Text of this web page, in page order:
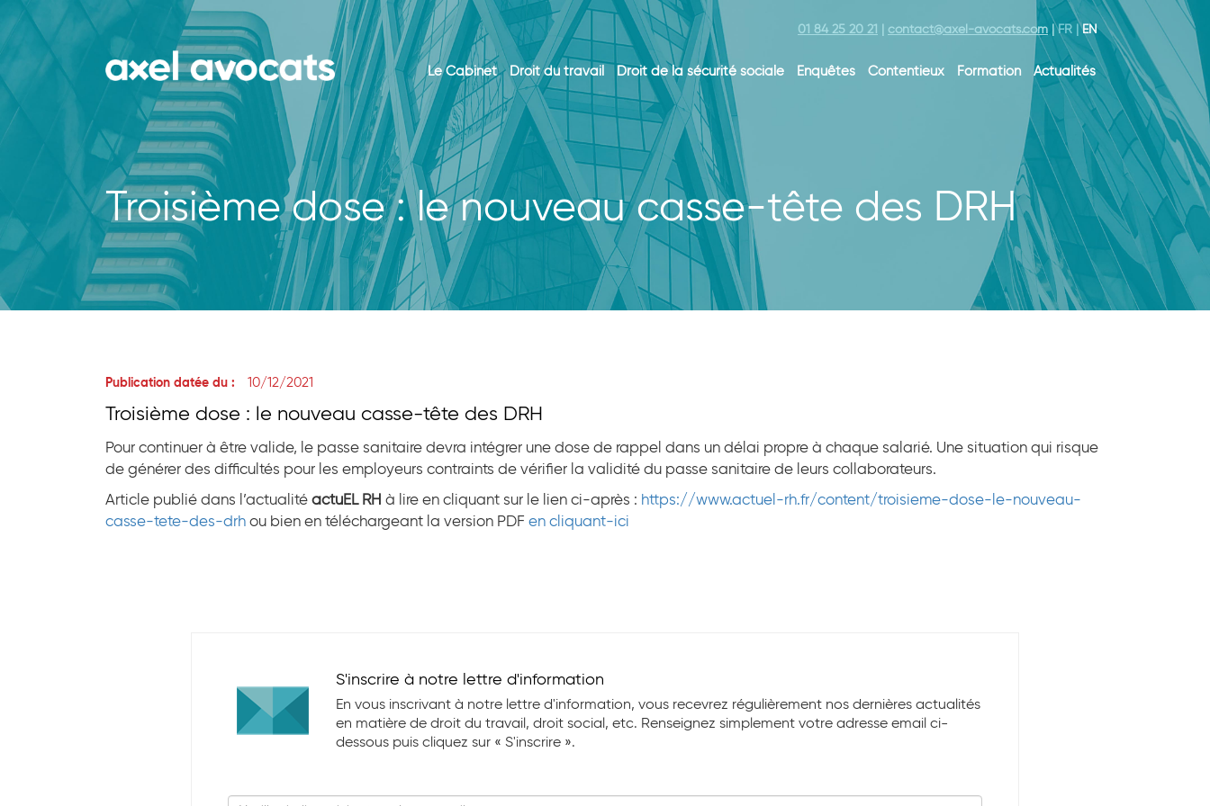
01 84 25 20 21 contact@axel-avocats.com FR EN
Le Cabinet Droit du travail Droit de la sécurité sociale Enquêtes Contentieux Formation Actualités
Troisième dose : le nouveau casse-tête des DRH
Publication datée du : 10/12/2021
Troisième dose : le nouveau casse-tête des DRH
Pour continuer à être valide, le passe sanitaire devra intégrer une dose de rappel dans un délai propre à chaque salarié. Une situation qui risque
de générer des difficultés pour les employeurs contraints de vérifier la validité du passe sanitaire de leurs collaborateurs.
Article publié dans l’actualité actuEL RH à lire en cliquant sur le lien ci-après : https://www.actuel-rh.fr/content/troisieme-dose-le-nouveau-
casse-tete-des-drh ou bien en téléchargeant la version PDF en cliquant-ici
S'inscrire à notre lettre d'information
En vous inscrivant à notre lettre d'information, vous recevrez régulièrement nos dernières actualités
en matière de droit du travail, droit social, etc. Renseignez simplement votre adresse email ci-
dessous puis cliquez sur « S'inscrire ».